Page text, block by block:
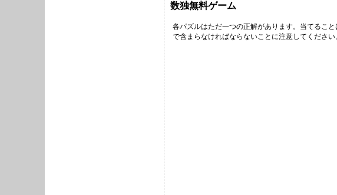
数独無料ゲーム
各パズルはただ一つの正解があります。当てるこ
で含まらなければならないことに注意してくださ